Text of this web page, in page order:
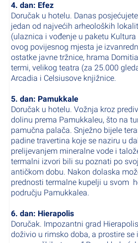
4. dan: Efez
Doručak u hotelu. Danas
jedan od najvećih arheoloških
(ulaznica i vođenje u paketu
ovog povijesnog mjesta je
ostatke javne tržnice, hrama
termi, velikog teatra (za 25.000
Arcadia i Celsiusove knjižnice.
5. dan: Pamukkale
Doručak u hotelu. Vožnja kroz
dolinu prema Pamukkaleu, što na
pamučna palača. Snježno bijele
padine travertina koje se naziru u
prelijevanjem mineralne vode i
termalni izvori bili su poznati po
antičkom dobu. Nakon dolaska
prednosti termalne kupelji u svom
području Pamukkalea.
6. dan: Hierapolis
Doručak. Impozantni grad
doživio u rimsko doba, a prostire